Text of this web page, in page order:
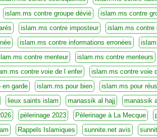
islam.ms contre groupe dévié islam.ms contre
islam.ms contre imposteur islam.ms contre
islam.ms contre informations erronées
contre menteur islam.ms contre menteurs
contre voie de l enfer islam.ms contre voie
garde islam.ms pour bien islam.ms pour
lieux saints islam manassik al hajj manassik
pèlerinage 2023 Pèlerinage à La Mecque
Rappels Islamiques sunnite.net avis